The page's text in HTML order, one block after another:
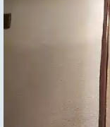
de
vídeo